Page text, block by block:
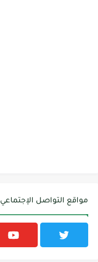
مواقع التواصل الإجتماعي